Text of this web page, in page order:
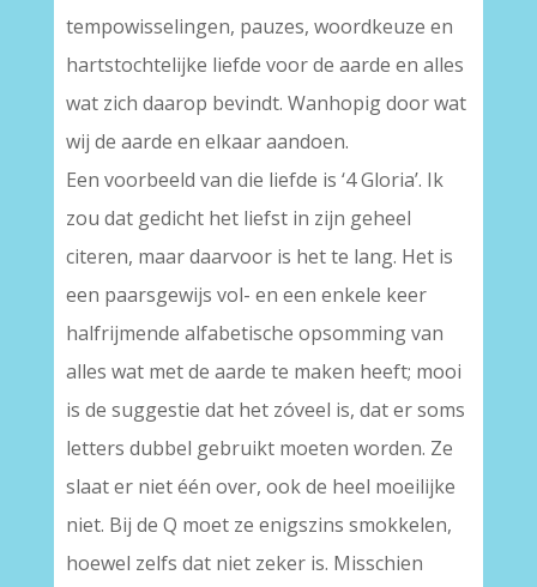
tempowisselingen, pauzes, woordkeuze en
hartstochtelijke liefde voor de aarde en alles
wat zich daarop bevindt. Wanhopig door wat
wij de aarde en elkaar aandoen.
Een voorbeeld van die liefde is ‘4 Gloria’. Ik
zou dat gedicht het liefst in zijn geheel
citeren, maar daarvoor is het te lang. Het is
een paarsgewijs vol- en een enkele keer
halfrijmende alfabetische opsomming van
alles wat met de aarde te maken heeft; mooi
is de suggestie dat het zóveel is, dat er soms
letters dubbel gebruikt moeten worden. Ze
slaat er niet één over, ook de heel moeilijke
niet. Bij de Q moet ze enigszins smokkelen,
hoewel zelfs dat niet zeker is. Misschien